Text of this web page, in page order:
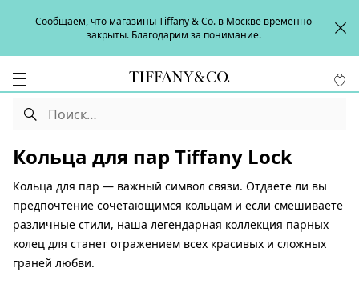
Сообщаем, что магазины Tiffany & Co. в Москве временно
закрыты. Благодарим за понимание.
Кольца для пар Tiffany Lock
Кольца для пар — важный символ связи. Отдаете ли вы
предпочтение сочетающимся кольцам и если смешиваете
различные стили, наша легендарная коллекция парных
колец для станет отражением всех красивых и сложных
граней любви.